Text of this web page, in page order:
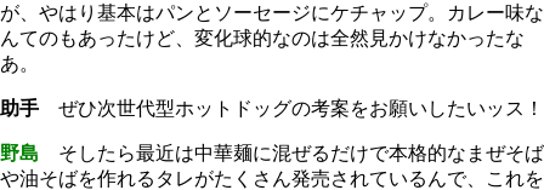
が、やはり基本はパンとソーセージにケチャップ。カレー味な
んてのもあったけど、変化球的なのは全然見かけなかったな
あ。
助手 ぜひ次世代型ホットドッグの考案をお願いしたいッス！
野島 そしたら最近は中華麺に混ぜるだけで本格的なまぜそば
や油そばを作れるタレがたくさん発売されているんで、これを